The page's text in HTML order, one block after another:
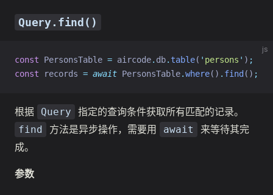
Query.find()
js
const PersonsTable = aircode. db. table( ' persons ' ) ;
const records = await PersonsTable.where() . find () ;
根据 Query 指定的查询条件获取所有匹配的记录。
find 方法是异步操作，需要用 await
来等待其完
成。
参数